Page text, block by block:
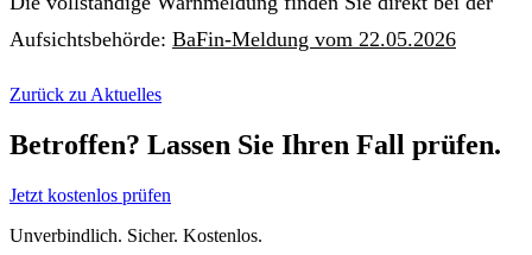
Aufsichtsbehörde: BaFin-Meldung vom 22.05.2026
Zurück zu Aktuelles
Betroffen? Lassen Sie Ihren Fall prüfen.
Jetzt kostenlos prüfen
Unverbindlich. Sicher. Kostenlos.